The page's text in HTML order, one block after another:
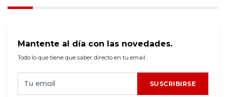
Mantente al día con las novedades.
Todo lo que tiene que saber directo en tu email.
SUSCRIBIRSE